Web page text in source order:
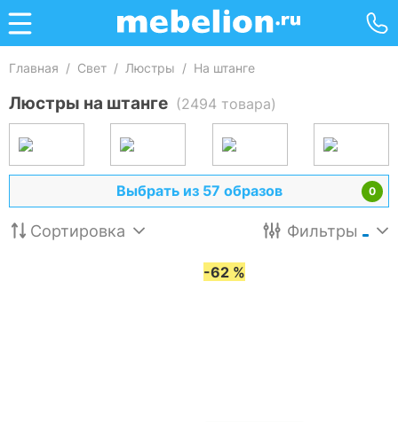
Главная / Свет / Люстры / На штанге
Люстры на штанге (2494 товара)
0
Выбрать из 57 образов
Сортировка Фильтры
-62 %